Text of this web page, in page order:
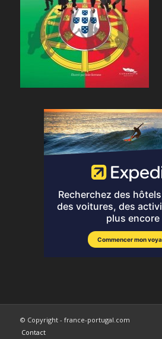
© Copyright - france-portugal.com
Contact